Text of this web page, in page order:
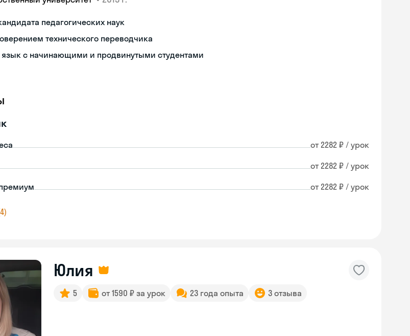
педагогических наук
технического переводчика
с начинающими и продвинутыми студентами
от 2282 ₽ / урок
от 2282 ₽ / урок
от 2282 ₽ / урок
Юлия
5 от 1590 ₽ за урок 23 года опыта 3 отзыва